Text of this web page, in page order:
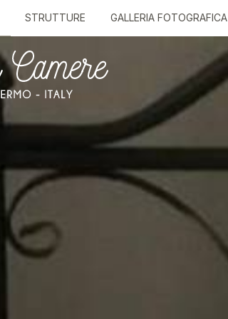
STRUTTURE GALLERIA FOTOGRAFICA